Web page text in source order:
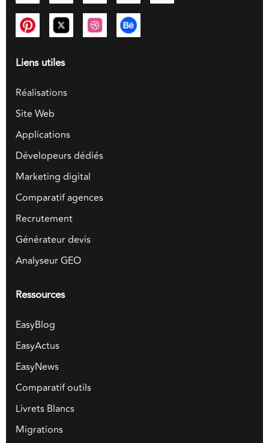
Liens utiles
Réalisations
Site Web
Applications
Dévelopeurs dédiés
Marketing digital
Comparatif agences
Recrutement
Générateur devis
Analyseur GEO
Ressources
EasyBlog
EasyActus
EasyNews
Comparatif outils
Livrets Blancs
Migrations